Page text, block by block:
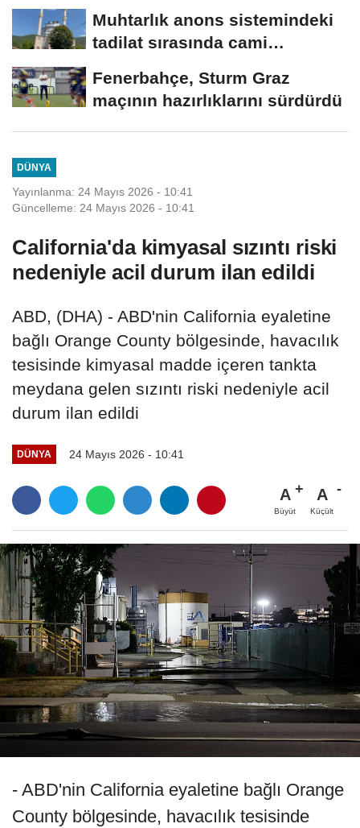
Muhtarlık anons sistemindeki
tadilat sırasında cami
Fenerbahçe, Sturm Graz
maçının hazırlıklarını sürdürdü
DÜNYA
Yayınlanma: 24 Mayıs 2026 - 10:41
Güncelleme: 24 Mayıs 2026 - 10:41
California'da kimyasal sızıntı riski
nedeniyle acil durum ilan edildi
ABD, (DHA) - ABD'nin California eyaletine
bağlı Orange County bölgesinde, havacılık
tesisinde kimyasal madde içeren tankta
meydana gelen sızıntı riski nedeniyle acil
durum ilan edildi
DÜNYA 24 Mayıs 2026 - 10:41
A
Büyüt
A
Küçült
- ABD'nin California eyaletine bağlı Orange
County bölgesinde, havacılık tesisinde